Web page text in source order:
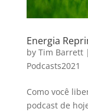
Energia
by Tim Barrett|
Podcasts2021
Como você
podcast de